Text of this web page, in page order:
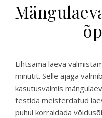
Lihtsama laeva
minutit. Selle ajaga
kasutusvalmis
testida meisterdatud
puhul korraldada